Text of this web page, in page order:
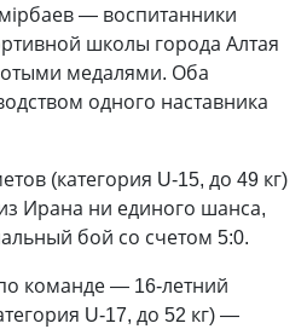
— воспитанники
школы города Алтая
медалями. Оба
одного наставника
(категория U-15, до 49 кг)
Ирана ни единого шанса,
бой со счетом 5:0.
команде — 16-летний
U-17, до 52 кг) —